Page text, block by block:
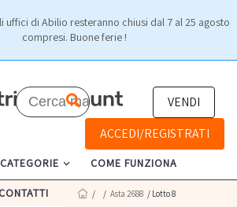
uffici di Abilio resteranno chiusi dal 7 al 25 agosto
compresi. Buone ferie !
VENDI
ACCEDI/REGISTRATI
CATEGORIE COME FUNZIONA
CONTATTI / / Asta 2688 / Lotto 8